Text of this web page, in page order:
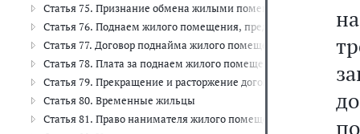
Статья 75. Признание обмена жилыми помещениями,
Статья 76. Поднаем жилого помещения, предоставленного по
Статья 77. Договор поднайма жилого помещения,
Статья 78. Плата за поднаем жилого помещения,
Статья 79. Прекращение и расторжение договора поднайма
Статья 80. Временные жильцы
Статья 81. Право нанимателя жилого помещения по